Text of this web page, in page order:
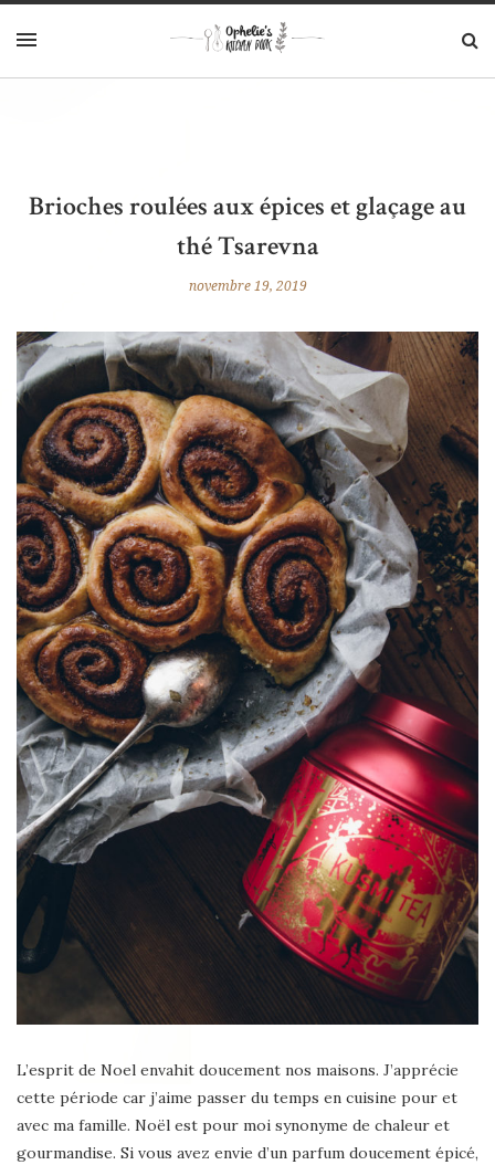
Brioches roulées aux épices et glaçage au
thé Tsarevna
novembre 19, 2019
L’esprit de Noel envahit doucement nos maisons. J’apprécie
cette période car j’aime passer du temps en cuisine pour et
avec ma famille. Noël est pour moi synonyme de chaleur et
gourmandise. Si vous avez envie d’un parfum doucement épicé,